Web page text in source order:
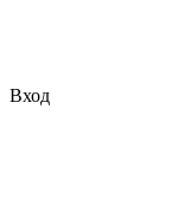
Вход